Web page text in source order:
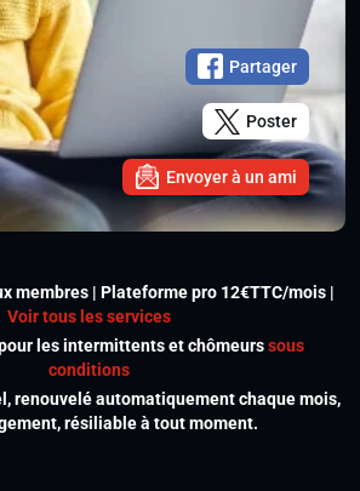
Partager
Poster
Envoyer à un ami
membres | Plateforme pro 12€TTC/mois |
Voir tous les services
les intermittents et chômeurssous
conditions
renouvelé automatiquement chaque mois,
résiliable à tout moment.